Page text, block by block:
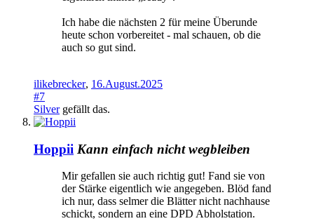
Ich habe die nächsten 2 für meine Überunde
heute schon vorbereitet - mal schauen, ob die
auch so gut sind.
ilikebrecker, 16.August.2025
#7
Silvergefällt das.
Hoppii Kann einfach nicht wegbleiben
Mir gefallen sie auch richtig gut! Fand sie von
der Stärke eigentlich wie angegeben. Blöd fand
ich nur, dass selmer die Blätter nicht nachhause
schickt, sondern an eine DPD Abholstation.